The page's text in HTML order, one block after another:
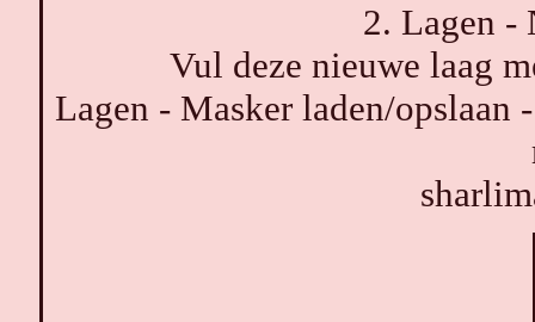
2. Lagen -
Vul deze nieuwe laag
Lagen - Masker laden/opslaan